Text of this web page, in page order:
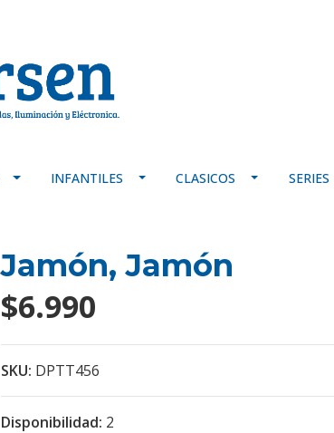
INFANTILES CLASICOS SERIES
Jamón, Jamón
$6.990
SKU: DPTT456
Disponibilidad: 2